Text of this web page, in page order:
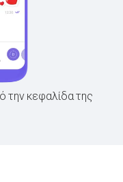
την κεφαλίδα της